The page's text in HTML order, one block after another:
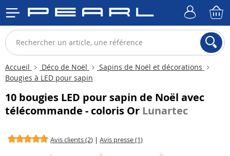
Accueil Déco de Noël
Sapins de Noël et décorations
Bougies à LED pour sapin
10 bougies LED pour sapin de Noël avec
télécommande - coloris Or Lunartec
Avis clients (2) |Avis presse (1)